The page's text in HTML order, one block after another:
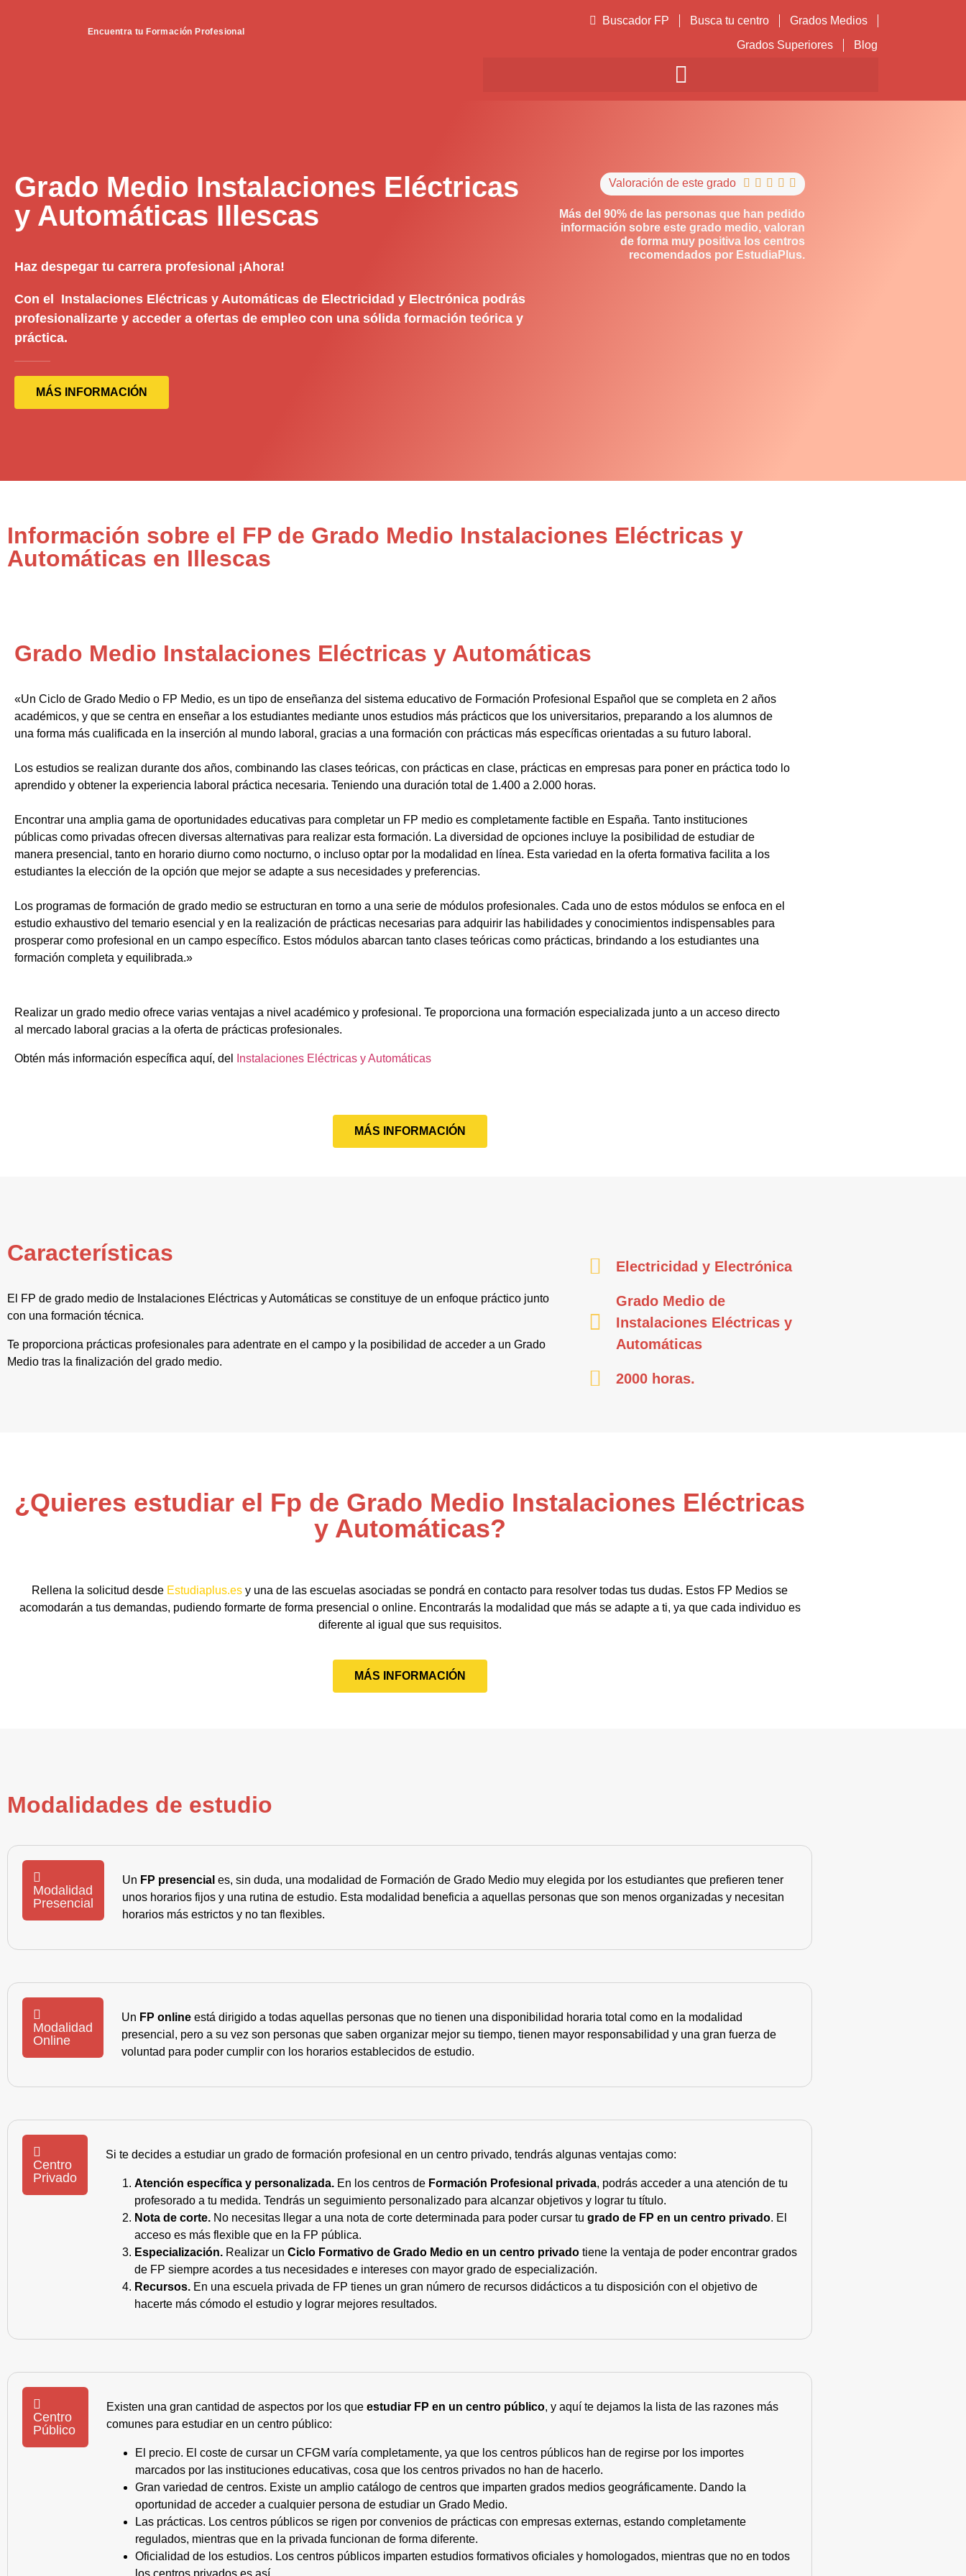
Encuentra tu Formación Profesional
Buscador FP Busca tu centro
Grados Medios
Grados Superiores
Blog
Grado Medio Instalaciones Eléctricas
y Automáticas Illescas
Haz despegar tu carrera profesional ¡Ahora!
Con el Instalaciones Eléctricas y Automáticas de Electricidad y Electrónica podrás
profesionalizarte y acceder a ofertas de empleo con una sólida formación teórica y
práctica.
MÁS INFORMACIÓN
Valoración de este grado     
Más del 90% de las personas que han pedido
información sobre este grado medio, valoran
de forma muy positiva los centros
recomendados por EstudiaPlus.
Información sobre el FP de Grado Medio Instalaciones Eléctricas y
Automáticas en Illescas
Grado Medio Instalaciones Eléctricas y Automáticas
«Un Ciclo de Grado Medio o FP Medio, es un tipo de enseñanza del sistema educativo de Formación Profesional Español que se completa en 2 años
académicos, y que se centra en enseñar a los estudiantes mediante unos estudios más prácticos que los universitarios, preparando a los alumnos de
una forma más cualificada en la inserción al mundo laboral, gracias a una formación con prácticas más específicas orientadas a su futuro laboral.
Los estudios se realizan durante dos años, combinando las clases teóricas, con prácticas en clase, prácticas en empresas para poner en práctica todo lo
aprendido y obtener la experiencia laboral práctica necesaria. Teniendo una duración total de 1.400 a 2.000 horas.
Encontrar una amplia gama de oportunidades educativas para completar un FP medio es completamente factible en España. Tanto instituciones
públicas como privadas ofrecen diversas alternativas para realizar esta formación. La diversidad de opciones incluye la posibilidad de estudiar de
manera presencial, tanto en horario diurno como nocturno, o incluso optar por la modalidad en línea. Esta variedad en la oferta formativa facilita a los
estudiantes la elección de la opción que mejor se adapte a sus necesidades y preferencias.
Los programas de formación de grado medio se estructuran en torno a una serie de módulos profesionales. Cada uno de estos módulos se enfoca en el
estudio exhaustivo del temario esencial y en la realización de prácticas necesarias para adquirir las habilidades y conocimientos indispensables para
prosperar como profesional en un campo específico. Estos módulos abarcan tanto clases teóricas como prácticas, brindando a los estudiantes una
formación completa y equilibrada.»
Realizar un grado medio ofrece varias ventajas a nivel académico y profesional. Te proporciona una formación especializada junto a un acceso directo
al mercado laboral gracias a la oferta de prácticas profesionales.
Obtén más información específica aquí, del Instalaciones Eléctricas y Automáticas
MÁS INFORMACIÓN
Características
El FP de grado medio de Instalaciones Eléctricas y Automáticas se constituye de un enfoque práctico junto
con una formación técnica.
Te proporciona prácticas profesionales para adentrate en el campo y la posibilidad de acceder a un Grado
Medio tras la finalización del grado medio.
Electricidad y Electrónica
Grado Medio de
Instalaciones Eléctricas y
Automáticas
2000 horas.
¿Quieres estudiar el Fp de Grado Medio Instalaciones Eléctricas
y Automáticas?
Rellena la solicitud desde Estudiaplus.es y una de las escuelas asociadas se pondrá en contacto para resolver todas tus dudas. Estos FP Medios se
acomodarán a tus demandas, pudiendo formarte de forma presencial o online. Encontrarás la modalidad que más se adapte a ti, ya que cada individuo es
diferente al igual que sus requisitos.
MÁS INFORMACIÓN
Modalidades de estudio
Modalidad
Presencial
Un FP presencial es, sin duda, una modalidad de Formación de Grado Medio muy elegida por los estudiantes que prefieren tener
unos horarios fijos y una rutina de estudio. Esta modalidad beneficia a aquellas personas que son menos organizadas y necesitan
horarios más estrictos y no tan flexibles.
Modalidad
Online
Un FP online está dirigido a todas aquellas personas que no tienen una disponibilidad horaria total como en la modalidad
presencial, pero a su vez son personas que saben organizar mejor su tiempo, tienen mayor responsabilidad y una gran fuerza de
voluntad para poder cumplir con los horarios establecidos de estudio.
Centro
Privado
Si te decides a estudiar un grado de formación profesional en un centro privado, tendrás algunas ventajas como:
Atención específica y personalizada. En los centros de Formación Profesional privada, podrás acceder a una atención de tu
profesorado a tu medida. Tendrás un seguimiento personalizado para alcanzar objetivos y lograr tu título.
Nota de corte. No necesitas llegar a una nota de corte determinada para poder cursar tu grado de FP en un centro privado. El
acceso es más flexible que en la FP pública.
Especialización. Realizar un Ciclo Formativo de Grado Medio en un centro privado tiene la ventaja de poder encontrar grados
de FP siempre acordes a tus necesidades e intereses con mayor grado de especialización.
Recursos. En una escuela privada de FP tienes un gran número de recursos didácticos a tu disposición con el objetivo de
hacerte más cómodo el estudio y lograr mejores resultados.
Centro
Público
Existen una gran cantidad de aspectos por los queestudiar FP en un centro público, y aquí te dejamos la lista de las razones más
comunes para estudiar en un centro público:
El precio. El coste de cursar un CFGM varía completamente, ya que los centros públicos han de regirse por los importes
marcados por las instituciones educativas, cosa que los centros privados no han de hacerlo.
Gran variedad de centros. Existe un amplio catálogo de centros que imparten grados medios geográficamente. Dando la
oportunidad de acceder a cualquier persona de estudiar un Grado Medio.
Las prácticas. Los centros públicos se rigen por convenios de prácticas con empresas externas, estando completamente
regulados, mientras que en la privada funcionan de forma diferente.
Oficialidad de los estudios. Los centros públicos imparten estudios formativos oficiales y homologados, mientras que no en todos
los centros privados es así.